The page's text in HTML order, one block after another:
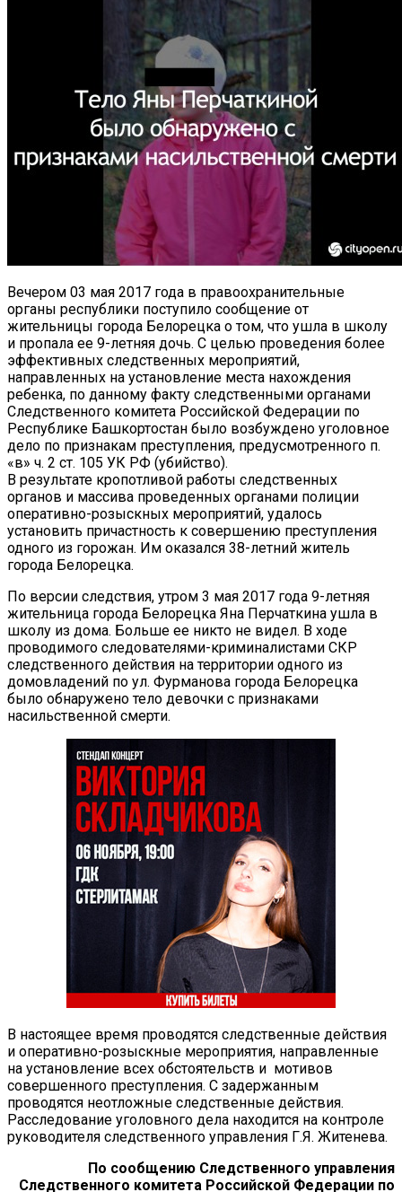
Вечером 03 мая 2017 года в правоохранительные
органы республики поступило сообщение от
жительницы города Белорецка о том, что ушла в школу
и пропала ее 9-летняя дочь. С целью проведения более
эффективных следственных мероприятий,
направленных на установление места нахождения
ребенка, по данному факту следственными органами
Следственного комитета Российской Федерации по
Республике Башкортостан было возбуждено уголовное
дело по признакам преступления, предусмотренного п.
«в» ч. 2 ст. 105 УК РФ (убийство).
В результате кропотливой работы следственных
органов и массива проведенных органами полиции
оперативно-розыскных мероприятий, удалось
установить причастность к совершению преступления
одного из горожан. Им оказался 38-летний житель
города Белорецка.
По версии следствия, утром 3 мая 2017 года 9-летняя
жительница города Белорецка Яна Перчаткина ушла в
школу из дома. Больше ее никто не видел. В ходе
проводимого следователями-криминалистами СКР
следственного действия на территории одного из
домовладений по ул. Фурманова города Белорецка
было обнаружено тело девочки с признаками
насильственной смерти.
В настоящее время проводятся следственные действия
и оперативно-розыскные мероприятия, направленные
на установление всех обстоятельств и мотивов
совершенного преступления. С задержанным
проводятся неотложные следственные действия.
Расследование уголовного дела находится на контроле
руководителя следственного управления Г.Я. Житенева.
По сообщению Следственного управления
Следственного комитета Российской Федерации по